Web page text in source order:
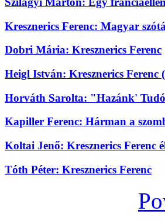
Kresznerics Ferenc: Magyar
Dobri Mária: Kresznerics Ferenc
Heigl István: Kresznerics
Horváth Sarolta: "Hazánk'
Kapiller Ferenc: Hárman a
Koltai Jenő: Kresznerics Ferenc
Tóth Péter: Kresznerics Ferenc